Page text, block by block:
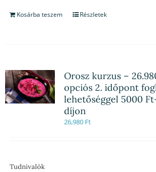
Kosárba teszem Részletek
Orosz kurzus –
opciós 2. időpont
lehetőséggel 5000
díjon
26,980 Ft
Tudnivalók